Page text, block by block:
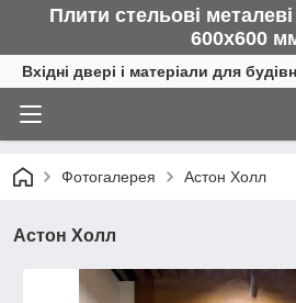
Плити стельові
600х600
Вхідні двері і матеріали для
Фотогалерея Астон Холл
Астон Холл